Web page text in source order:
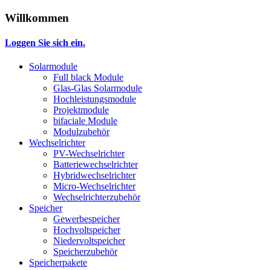
Willkommen
Loggen Sie sich ein.
Solarmodule
Full black Module
Glas-Glas Solarmodule
Hochleistungsmodule
Projektmodule
bifaciale Module
Modulzubehör
Wechselrichter
PV-Wechselrichter
Batteriewechselrichter
Hybridwechselrichter
Micro-Wechselrichter
Wechselrichterzubehör
Speicher
Gewerbespeicher
Hochvoltspeicher
Niedervoltspeicher
Speicherzubehör
Speicherpakete